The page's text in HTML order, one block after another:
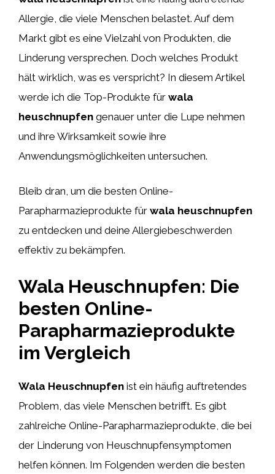
Allergie, die viele Menschen belastet. Auf dem
Markt gibt es eine Vielzahl von Produkten, die
Linderung versprechen. Doch welches Produkt
hält wirklich, was es verspricht? In diesem Artikel
werde ich die Top-Produkte für wala
heuschnupfen genauer unter die Lupe nehmen
und ihre Wirksamkeit sowie ihre
Anwendungsmöglichkeiten untersuchen.
Bleib dran, um die besten Online-
Parapharmazieprodukte für wala heuschnupfen
zu entdecken und deine Allergiebeschwerden
effektiv zu bekämpfen.
Wala Heuschnupfen: Die
besten Online-
Parapharmazieprodukte
im Vergleich
Wala Heuschnupfen ist ein häufig auftretendes
Problem, das viele Menschen betrifft. Es gibt
zahlreiche Online-Parapharmazieprodukte, die bei
der Linderung von Heuschnupfensymptomen
helfen können. Im Folgenden werden die besten